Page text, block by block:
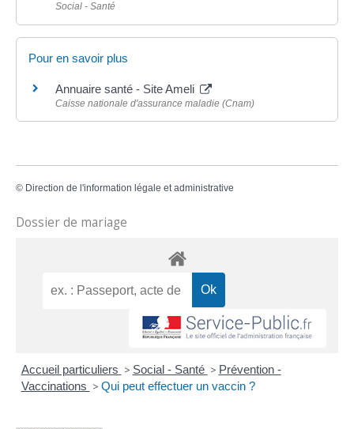
Social - Santé
Pour en savoir plus
Annuaire santé - Site Ameli
Caisse nationale d'assurance maladie (Cnam)
© Direction de l'information légale et administrative
Dossier de mariage
Accueil particuliers > Social - Santé > Prévention -
Vaccinations > Qui peut effectuer un vaccin ?